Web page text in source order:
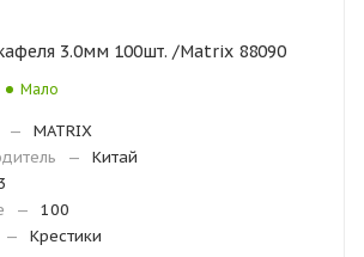
3.0мм 100шт. /Matrix 88090
Мало
—
MATRIX
—
Китай
3
—
100
— Крестики